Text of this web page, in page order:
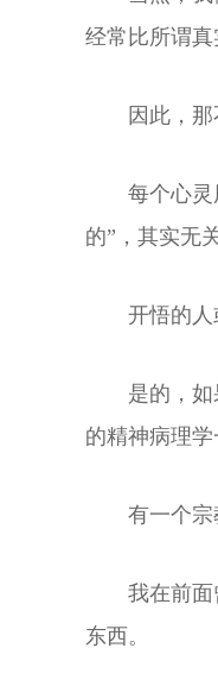
经常比所谓
因此，
每个心
的”，其实无
开悟的
是的，
的精神病理学
有一个
我在前
东西。